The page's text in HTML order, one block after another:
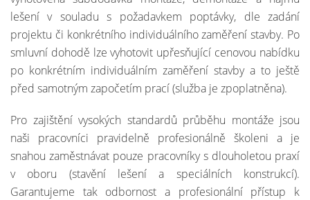
lešení v souladu s požadavkem poptávky, dle zadání
projektu či konkrétního individuálního zaměření stavby. Po
smluvní dohodě lze vyhotovit upřesňující cenovou nabídku
po konkrétním individuálním zaměření stavby a to ještě
před samotným započetím prací (služba je zpoplatněna).
Pro zajištění vysokých standardů průběhu montáže jsou
naši pracovníci pravidelně profesionálně školeni a je
snahou zaměstnávat pouze pracovníky s dlouholetou praxí
v oboru (stavění lešení a speciálních konstrukcí).
Garantujeme tak odbornost a profesionální přístup k